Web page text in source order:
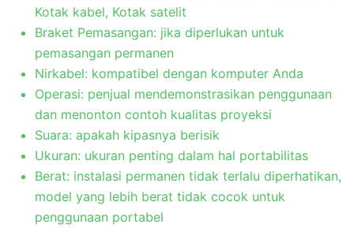
Kotak kabel, Kotak satelit
Braket Pemasangan: jika diperlukan untuk
pemasangan permanen
Nirkabel: kompatibel dengan komputer Anda
Operasi: penjual mendemonstrasikan penggunaan
dan menonton contoh kualitas proyeksi
Suara: apakah kipasnya berisik
Ukuran: ukuran penting dalam hal portabilitas
Berat: instalasi permanen tidak terlalu diperhatikan,
model yang lebih berat tidak cocok untuk
penggunaan portabel